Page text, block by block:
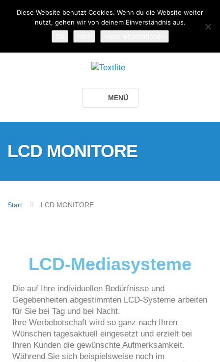
Adresse: Tiroler Str. 1, 45659 Recklinghausen
MENÜ
LCD MONITORE
Start LCD MONITORE
LCD-Mediasysteme
Die auf Ihre individuellen Bedürfnisse und
Gegebenheiten abgestimmten LCD-Systeme arbeiten
für Sie bei Tag und bei Nacht.
Ihre Werbebotschaft wird so ganz nach Ihren
Wünschen tagesaktuell eingesetzt und erzielt bei
Ihren Kunden die gewünschte Aufmerksamkeit.
Während Sie sich beispielsweise noch im
Diese Website benutzt Cookies. Wenn du die Website weiter
nutzt, gehen wir von deinem Einverständnis aus.